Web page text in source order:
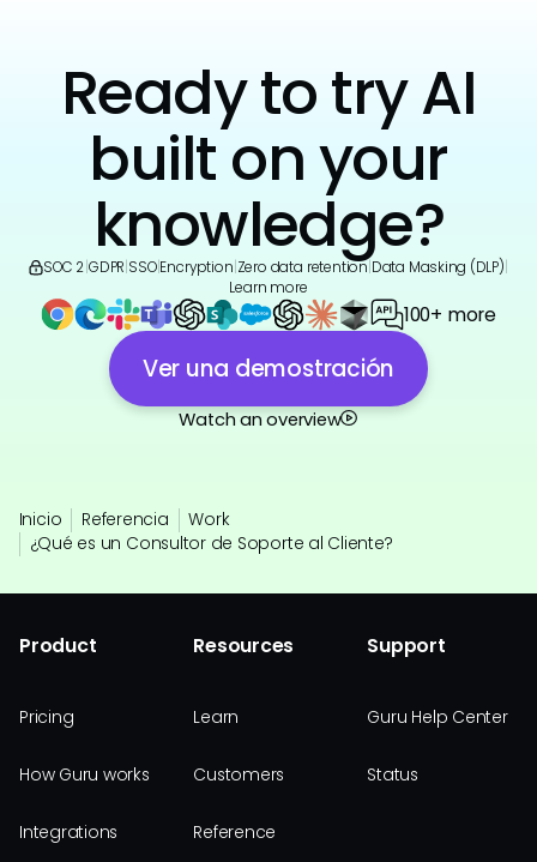
Ready to try AI
built on your
knowledge?
SOC 2 GDPR SSO|Encryption Zero data retention Data Masking (DLP)
Learn more
100+ more
Ver una demostración
Watch an overview
Inicio Referencia
Work
¿Qué es un Consultor de Soporte al Cliente?
Product
Pricing
How Guru works
Integrations
Resources
Learn
Customers
Reference
Support
Guru Help Center
Status